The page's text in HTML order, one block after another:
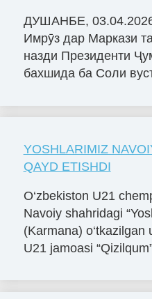
ДУШАНБЕ,
Имрӯз дар Маркази
назди Президенти
бахшида ба Соли
YOSHLARIMIZ
QAYD ETISHDI
O‘zbekiston U21
Navoiy shahridagi
(Karmana) o‘tkazilgan
U21 jamoasi